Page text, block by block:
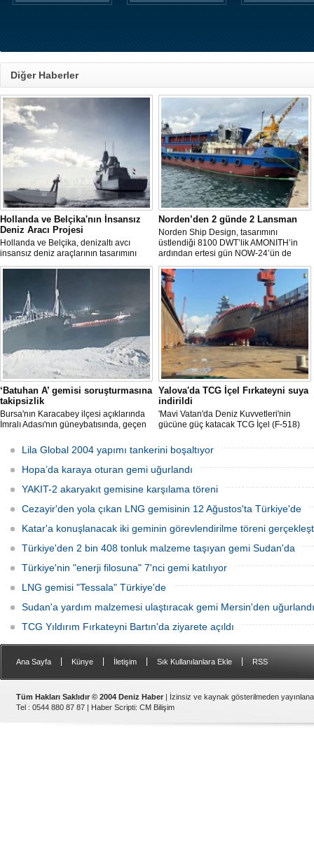
Diğer Haberler
Hollanda ve Belçika'nın İnsansız
Deniz Aracı Projesi
Hollanda ve Belçika, denizaltı avcı
insansız deniz araçlarının tasarımını
başlattı. Proje, 2 ülkenin deniz
kuvvetlerinin gelecekteki denizaltı karşıtı
yeteneklerini desteklemeyi amaçlıyor.
Norden’den 2 günde 2 Lansman
Norden Ship Design, tasarımını
üstlendiği 8100 DWT’lik AMONITH’in
ardından ertesi gün NOW-24’ün de
denize kavuşmasını kutladı.
‘Batuhan A’ gemisi soruşturmasına
takipsizlik
Bursa'nın Karacabey ilçesi açıklarında
İmralı Adası'nın güneybatısında, geçen
batmasıyla ilgili başlatılan soruşturma,
takipsizlikle sonuçlandı.
Yalova'da TCG İçel Fırkateyni suya
indirildi
'Mavi Vatan'da Deniz Kuvvetleri'nin
gücüne güç katacak TCG İçel (F-518)
düzenlenen törenle suya indirildi.
Lila Global 2004 yapımı tankerini boşaltıyor
Hopa’da karaya oturan gemi uğurlandı
YAKIT-2 akaryakıt gemisine karşılama töreni
Cezayir'den yola çıkan LNG gemisinin 12 Ağustos'ta Türkiye'de
Katar'a konuşlanacak iki geminin görevlendirilme töreni
Türkiye'den 2 bin 408 tonluk malzeme taşıyan gemi Sudan'da
Türkiye'nin "enerji filosuna" 7'nci gemi katılıyor
LNG gemisi "Tessala" Türkiye'de
Sudan'a yardım malzemesi ulaştıracak gemi Mersin'den uğurlandı
TCG Yıldırım Fırkateyni Bartın'da ziyarete açıldı
Ana Sayfa Künye İletişim Sık Kullanılanlara Ekle RSS
Tüm Hakları Saklıdır © 2004 Deniz Haber | İzinsiz ve kaynak gösterilmeden
Tel : 0544 880 87 87 | Haber Scripti: CM Bilişim